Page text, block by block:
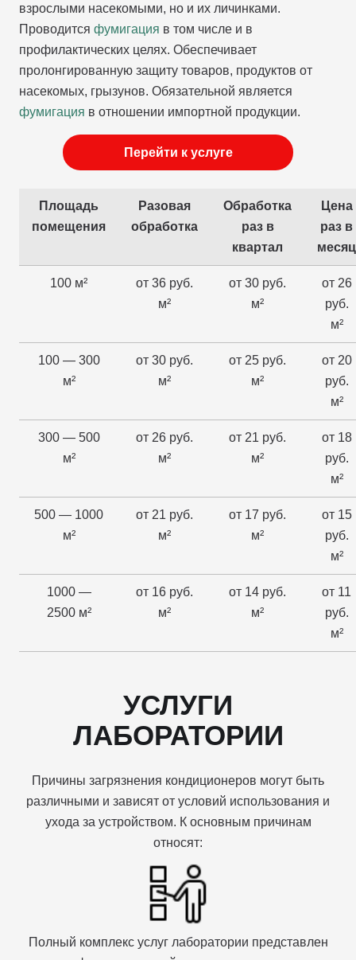
взрослыми насекомыми, но и их личинками.
Проводится фумигация в том числе и в
профилактических целях. Обеспечивает
пролонгированную защиту товаров, продуктов от
насекомых, грызунов. Обязательной является
фумигация в отношении импортной продукции.
Перейти к услуге
Площадь
помещения
Разовая
обработка
Обработка
раз в
квартал
Цена
раз в
месяц
100 м²
от 36 руб.
м²
от 30 руб.
м²
от 26
руб.
м²
100 — 300
м²
от 30 руб.
м²
от 25 руб.
м²
от 20
руб.
м²
300 — 500
м²
от 26 руб.
м²
от 21 руб.
м²
от 18
руб.
м²
500 — 1000
м²
от 21 руб.
м²
от 17 руб.
м²
от 15
руб.
м²
1000 —
2500 м²
от 16 руб.
м²
от 14 руб.
м²
от 11
руб.
м²
УСЛУГИ
ЛАБОРАТОРИИ
Причины загрязнения кондиционеров могут быть
различными и зависят от условий использования и
ухода за устройством. К основным причинам
относят:
Полный комплекс услуг лаборатории представлен